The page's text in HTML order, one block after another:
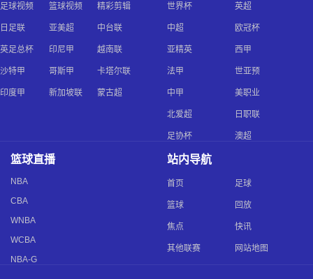
足球视频 篮球视频 精彩剪辑
日足联 亚美超 中台联
英足总杯 印尼甲 越南联
沙特甲 哥斯甲 卡塔尔联
印度甲 新加坡联 蒙古超
世界杯 英超
中超 欧冠杯
亚精英 西甲
法甲 世亚预
中甲 美职业
北爱超 日职联
足协杯 澳超
篮球直播
NBA
CBA
WNBA
WCBA
NBA-G
站内导航
首页 足球
篮球 回放
焦点 快讯
其他联赛 网站地图